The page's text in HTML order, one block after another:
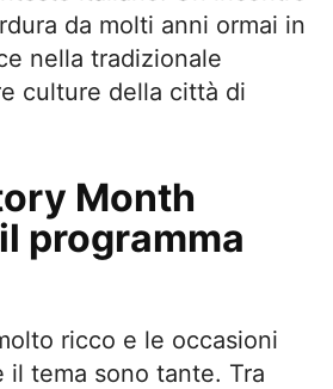
da molti anni ormai in
nella tradizionale
culture della città di
Month
programma
ricco e le occasioni
il tema sono tante. Tra